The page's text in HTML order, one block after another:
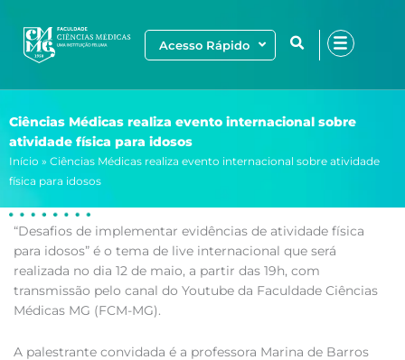
para
Acesso Rápido
Ciências Médicas realiza evento internacional sobre
atividade física para idosos
Início » Ciências Médicas realiza evento internacional sobre atividade
física para idosos
“Desafios de implementar evidências de atividade física
para idosos” é o tema de live internacional que será
realizada no dia 12 de maio, a partir das 19h, com
transmissão pelo canal do Youtube da Faculdade Ciências
Médicas MG (FCM-MG).
A palestrante convidada é a professora Marina de Barros